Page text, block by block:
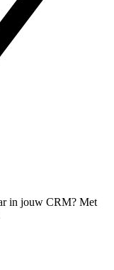
in jouw CRM? Met